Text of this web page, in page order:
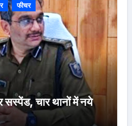
फीचर
सस्पेंड, चार थानों में नये